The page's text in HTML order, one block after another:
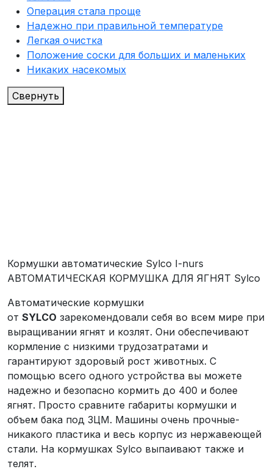
Операция стала проще
Надежно при правильной температуре
Легкая очистка
Положение соски для больших и маленьких
Никаких насекомых
Свернуть
Кормушки автоматические Sylco I-nurs
АВТОМАТИЧЕСКАЯ КОРМУШКА ДЛЯ ЯГНЯТ Sylco
Автоматические кормушки
от SYLCO зарекомендовали себя во всем мире при
выращивании ягнят и козлят. Они обеспечивают
кормление с низкими трудозатратами и
гарантируют здоровый рост животных. С
помощью всего одного устройства вы можете
надежно и безопасно кормить до 400 и более
ягнят. Просто сравните габариты кормушки и
объем бака под ЗЦМ. Машины очень прочные-
никакого пластика и весь корпус из нержавеющей
стали. На кормушках Sylco выпаивают также и
телят.